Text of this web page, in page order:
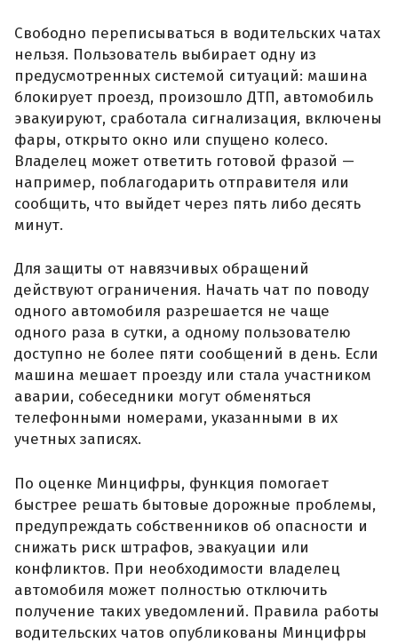
Свободно переписываться в водительских чатах
нельзя. Пользователь выбирает одну из
предусмотренных системой ситуаций: машина
блокирует проезд, произошло ДТП, автомобиль
эвакуируют, сработала сигнализация, включены
фары, открыто окно или спущено колесо.
Владелец может ответить готовой фразой —
например, поблагодарить отправителя или
сообщить, что выйдет через пять либо десять
минут.
Для защиты от навязчивых обращений
действуют ограничения. Начать чат по поводу
одного автомобиля разрешается не чаще
одного раза в сутки, а одному пользователю
доступно не более пяти сообщений в день. Если
машина мешает проезду или стала участником
аварии, собеседники могут обменяться
телефонными номерами, указанными в их
учетных записях.
По оценке Минцифры, функция помогает
быстрее решать бытовые дорожные проблемы,
предупреждать собственников об опасности и
снижать риск штрафов, эвакуации или
конфликтов. При необходимости владелец
автомобиля может полностью отключить
получение таких уведомлений. Правила работы
водительских чатов опубликованы Минцифры